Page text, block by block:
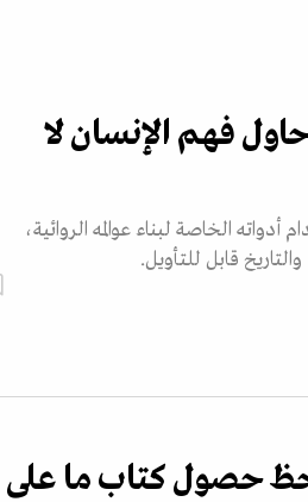
فهم الإنسان لا
الخاصة لبناء عوالمه الروائية،
قابل للتأويل.
حظ حصول كتاب ما على